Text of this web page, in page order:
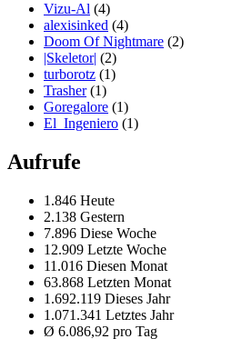
Vizu-Al (4)
alexisinked (4)
Doom Of Nightmare (2)
|Skeletor| (2)
turborotz (1)
Trasher(1)
Goregalore (1)
El_Ingeniero (1)
Aufrufe
1.846 Heute
2.138 Gestern
7.896 Diese Woche
12.909 Letzte Woche
11.016 Diesen Monat
63.868 Letzten Monat
1.692.119 Dieses Jahr
1.071.341 Letztes Jahr
Ø 6.086,92 pro Tag